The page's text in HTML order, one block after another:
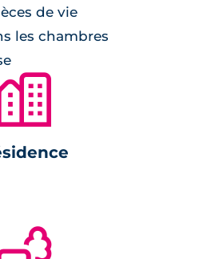
optique,
encore balcons
en guise de séparation
l'extérieur,
avec double-vitrage
un quartier
de vie
les chambres